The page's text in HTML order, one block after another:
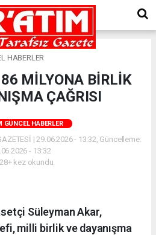
HABERLER
MİLYONA BİRLİK
ÇAĞRISI
GÜNCEL HABERLER
| 29.06.2026 - 13:32, Güncelleme:
- 13:32
kez okundu.
Süleyman Akar,
milli birlik ve dayanışma